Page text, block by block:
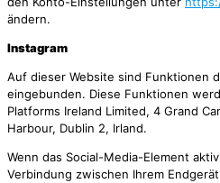
ändern.
Instagram
Auf dieser Website sind Funktionen
eingebunden. Diese Funktionen
Platforms Ireland Limited, 4 Grand
Harbour, Dublin 2, Irland.
Wenn das Social-Media-Element
Verbindung zwischen Ihrem